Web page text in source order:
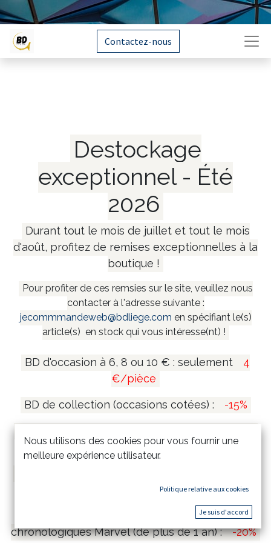
Contactez-nous
Destockage
exceptionnel - Été
2026
Durant tout le mois de juillet et tout le mois
d'août, profitez de remises exceptionnelles à la
boutique !
Pour profiter de ces remsies sur le site, veuillez nous
contacter à l'adresse suivante :
jecommmandeweb@bdliege.com en spécifiant le(s)
article(s) en stock qui vous intéresse(nt) !
BD d'occasion à 6, 8 ou 10 € : seulement
4
€/pièce
BD de collection (occasions cotées) : -15%
:
-20%
-15%
Comics Marvel Omnibus & Intégrales
chronologiques Marvel (de plus de 1 an) : -20%
Nous utilisons des cookies pour vous fournir une
meilleure expérience utilisateur.
Politique relative aux cookies
Je suis d'accord